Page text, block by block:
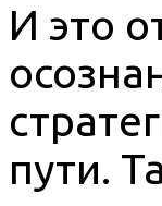
И это
пути.